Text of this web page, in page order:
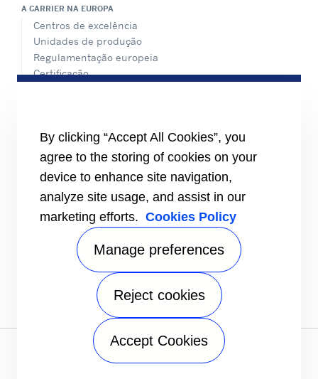
A CARRIER NA EUROPA
Centros de excelência
Unidades de produção
Regulamentação europeia
Certificação
RECURSOS
Brochuras
Vídeos
INFORMAÇÕES
Fornecedores
Investidores
CONTACTE-NOS
Aviso de privacidade|Termos de utilização
venda|Mapa do site
By clicking “Accept All Cookies”, you
agree to the storing of cookies on your
device to enhance site navigation,
analyze site usage, and assist in our
marketing efforts. Cookies Policy
Manage preferences
Reject cookies
Accept Cookies